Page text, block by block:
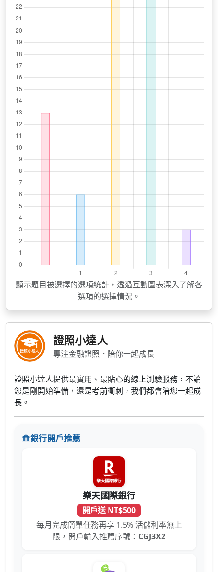
顯示題目被選擇的選項統計，透過互動圖表深入了解各
選項的選擇情況。
證照小達人
專注金融證照．陪你一起成長
證照小達人提供最實用、最貼心的線上測驗服務，不論
您是剛開始準備，還是考前衝刺，我們都會陪您一起成
長。
銀行開戶推薦
樂天國際銀行
開戶送 NT$500
每月完成簡單任務再享 1.5% 活儲利率無上
限，開戶輸入推薦序號： CGJ3X2